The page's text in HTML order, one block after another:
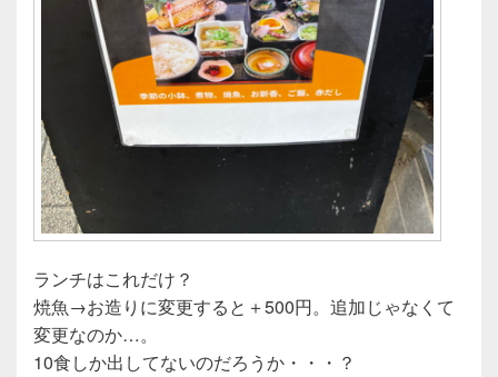
ランチはこれだけ？
焼魚→お造りに変更すると＋500円。追加じゃなくて
変更なのか…。
10食しか出してないのだろうか・・・？